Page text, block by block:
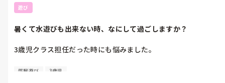
外にいると暑すぎて倒れそうです。部屋はクーラーがきいているとま
遊び
暑くて水遊びも出来ない時、なにして過ごしますか？
3歳児クラス担任だった時にも悩みました。
これからの時期、水遊びも出来ない気温になりますね💦
部屋遊び 3歳児